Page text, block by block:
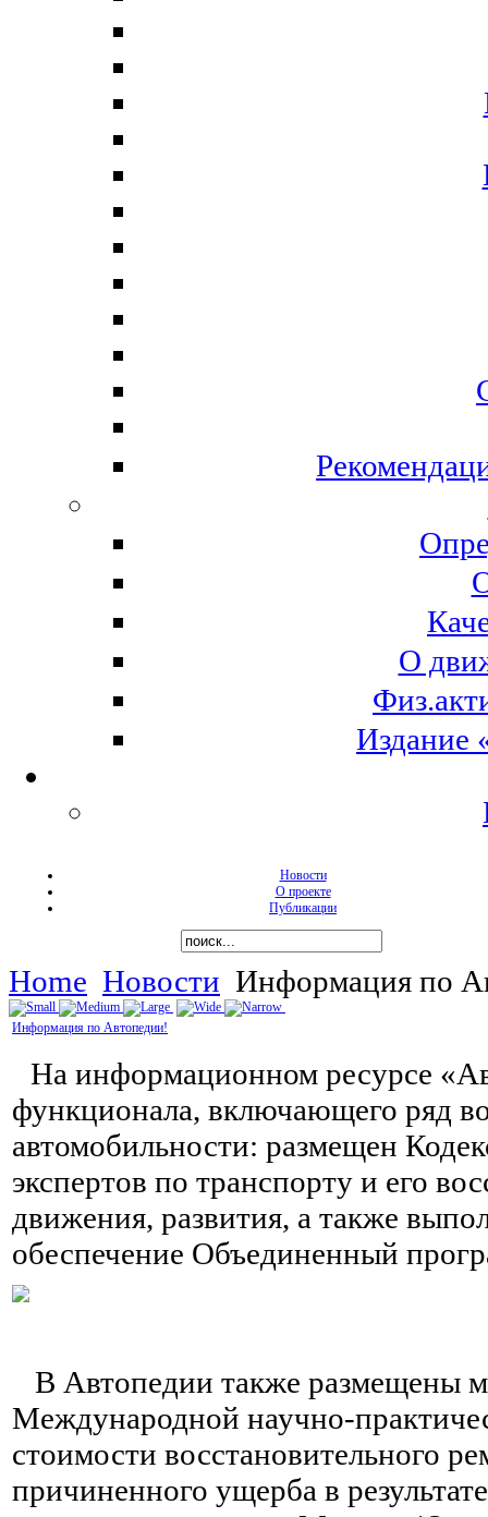
О
Издание
Новости
О проекте
Публикации
Home Новости Информация по
Информация по Автопедии!
На информационном ресурсе
функционала, включающего ряд
автомобильности: размещен
экспертов по транспорту и его
движения, развития, а также
обеспечение Объединенный
В Автопедии также размещены
Международной научно-
стоимости восстановительного
причиненного ущерба в